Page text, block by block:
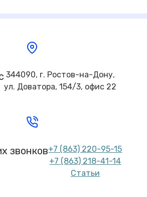
344090, г. Ростов-на-Дону,
ул. Доватора, 154/3, офис 22
звонков+7 (863) 220-95-15
+7 (863) 218-41-14
Статьи